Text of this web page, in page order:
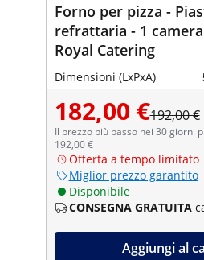
Forno per pizza -
refrattaria - 1
Royal Catering
Dimensioni (LxPxA)
182,00 €192,00 €
Il prezzo più basso nei 30 giorni
192,00 €
Offerta a tempo limitato
Miglior prezzo garantito
Disponibile
CONSEGNA GRATUITA
Aggiungi al